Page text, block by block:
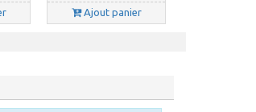
Ajout panier